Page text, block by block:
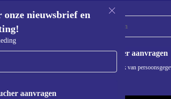
nieuwsbrief en
aanvragen
en
Voucher aanvragen
Informatie over het gebruik van